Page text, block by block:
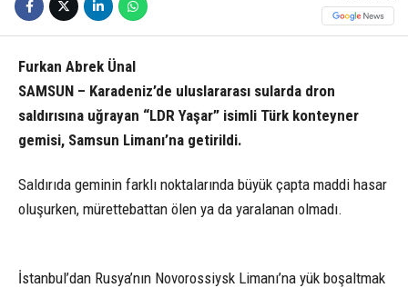
Furkan Abrek Ünal
SAMSUN – Karadeniz’de uluslararası sularda dron
saldırısına uğrayan “LDR Yaşar” isimli Türk konteyner
gemisi, Samsun Limanı’na getirildi.
Saldırıda geminin farklı noktalarında büyük çapta maddi hasar
oluşurken, mürettebattan ölen ya da yaralanan olmadı.
İstanbul’dan Rusya’nın Novorossiysk Limanı’na yük boşaltmak